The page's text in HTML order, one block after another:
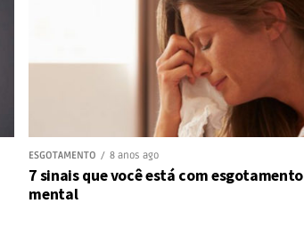
ESGOTAMENTO 8 anos ago
7 sinais que você está com esgotamento
mental